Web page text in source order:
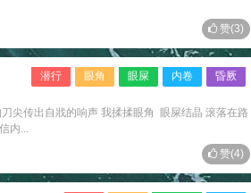
赞(3)
潜行 眼角 眼屎 内卷 昏厥
尖传出自戕的响声 我揉揉眼角 眼屎结晶 滚落在路
内...
赞(4)